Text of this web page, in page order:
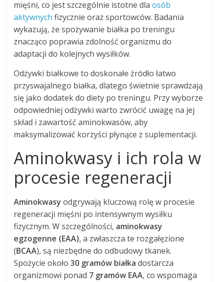
mięśni, co jest szczególnie istotne dlaosób
aktywnych fizycznie oraz sportowców. Badania
wykazują, że spożywanie białka po treningu
znacząco poprawia zdolność organizmu do
adaptacji do kolejnych wysiłków.
Odżywki białkowe to doskonałe źródło łatwo
przyswajalnego białka, dlatego świetnie sprawdzają
się jako dodatek do diety po treningu. Przy wyborze
odpowiedniej odżywki warto zwrócić uwagę na jej
skład i zawartość aminokwasów, aby
maksymalizować korzyści płynące z suplementacji.
Aminokwasy i ich rola w
procesie regeneracji
Aminokwasy odgrywają kluczową rolę w procesie
regeneracji mięśni po intensywnym wysiłku
fizycznym. W szczególności, aminokwasy
egzogenne (EAA), a zwłaszcza te rozgałęzione
(BCAA), są niezbędne do odbudowy tkanek.
Spożycie około30 gramów białka dostarcza
organizmowi ponad 7 gramów EAA, co wspomaga